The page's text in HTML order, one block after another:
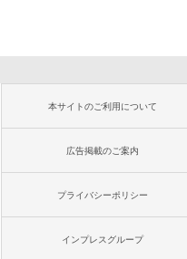
本サイトのご利用について
広告掲載のご案内
プライバシーポリシー
インプレスグループ